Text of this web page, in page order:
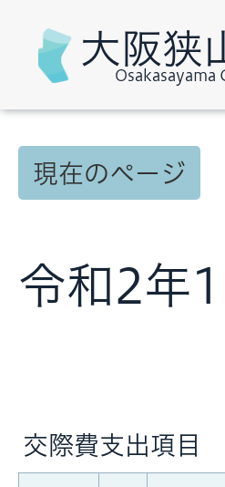
大阪狭
Osakasayama
現在のページ
令和2年
交際費支出項目